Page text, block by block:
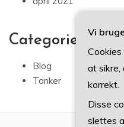
Categories
Blog
Tanker
Vi
at sikre,
korrekt.
Disse
slettes